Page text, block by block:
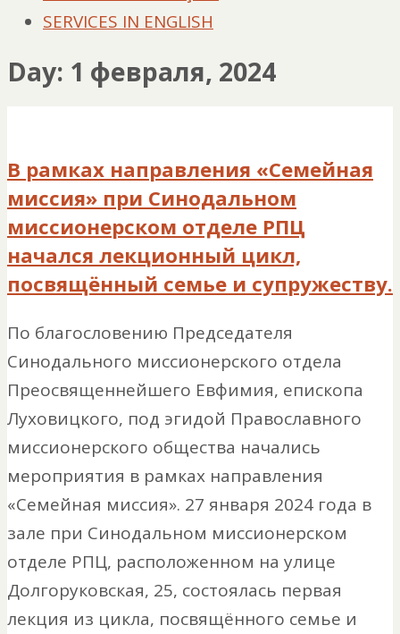
SERVICES IN ENGLISH
Day: 1 февраля, 2024
В рамках направления «Семейная
миссия» при Синодальном
миссионерском отделе РПЦ
начался лекционный цикл,
посвящённый семье и супружеству.
По благословению Председателя
Синодального миссионерского отдела
Преосвященнейшего Евфимия, епископа
Луховицкого, под эгидой Православного
миссионерского общества начались
мероприятия в рамках направления
«Семейная миссия». 27 января 2024 года в
зале при Синодальном миссионерском
отделе РПЦ, расположенном на улице
Долгоруковская, 25, состоялась первая
лекция из цикла, посвящённого семье и